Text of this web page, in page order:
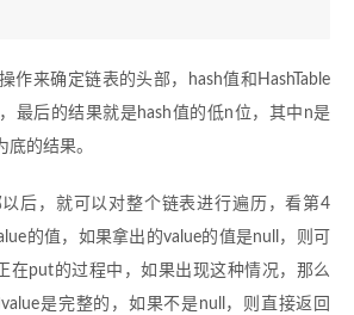
作来确定链表的头部，hash值和HashTable
最后的结果就是hash值的低n位，其中n是
底的结果。
后，就可以对整个链表进行遍历，看第4
的值，如果拿出的value的值是null，则可
在put的过程中，如果出现这种情况，那么
是完整的，如果不是null，则直接返回